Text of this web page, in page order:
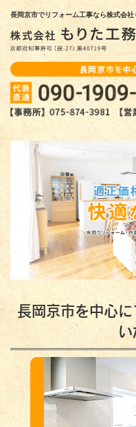
長岡京市でリフォーム工事なら株式会社
長岡京市を中心